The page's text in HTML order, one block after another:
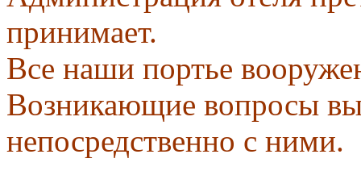
принимает.
Все наши портье
Возникающие вопросы
непосредственно с ними.